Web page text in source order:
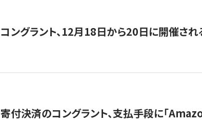
コングラント、12月18日から20日に開催さ
寄付決済のコングラント、支払手段に「